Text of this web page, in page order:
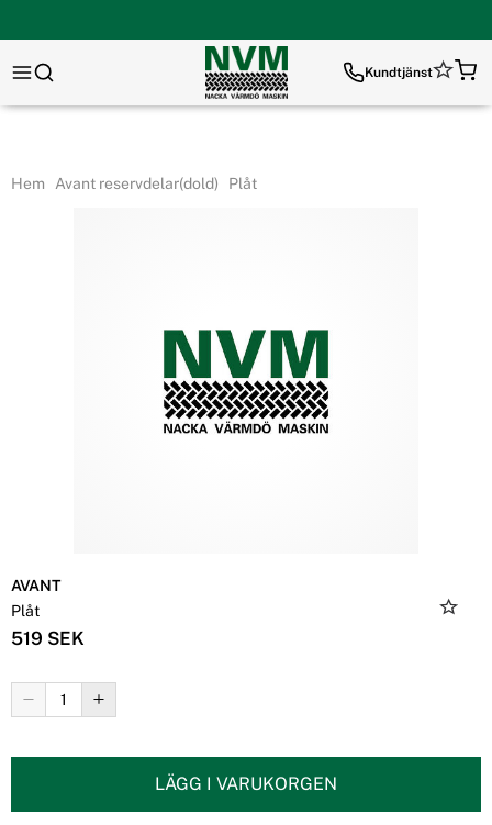
Kundtjänst
Hem Avant reservdelar(dold) Plåt
AVANT
Plåt
519 SEK
LÄGG I VARUKORGEN